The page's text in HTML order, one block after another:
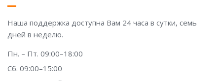
Наша поддержка доступна Вам 24 часа в сутки, семь
дней в неделю.
Пн. – Пт. 09:00–18:00
Сб. 09:00–15:00